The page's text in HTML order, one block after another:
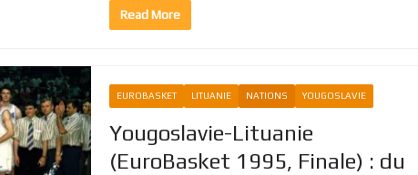
Read More
EUROBASKET LITUANIE NATIONS YOUGOSLAVIE
Yougoslavie-Lituanie
(EuroBasket 1995, Finale) : du